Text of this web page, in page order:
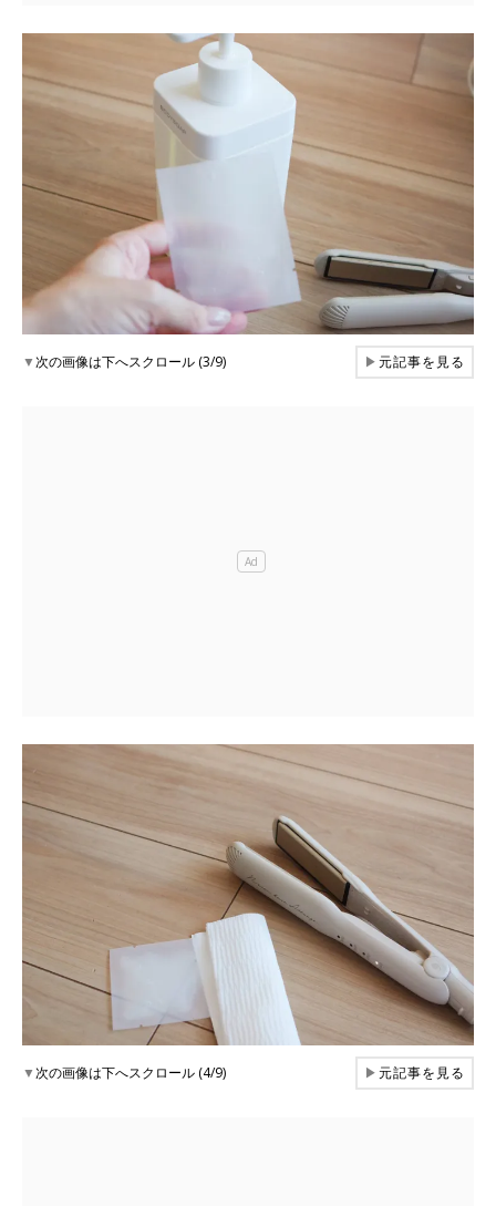
▼次の画像は下へスクロール (3/9) ▶元記事を見る
▼次の画像は下へスクロール (4/9) ▶元記事を見る